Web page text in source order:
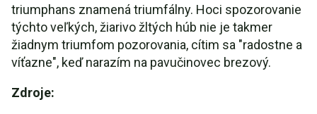
triumphans znamená triumfálny. Hoci spozorovanie
týchto veľkých, žiarivo žltých húb nie je takmer
žiadnym triumfom pozorovania, cítim sa "radostne a
víťazne", keď narazím na pavučinovec brezový.
Zdroje: